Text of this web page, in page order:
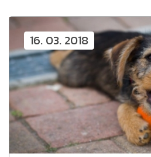
16. 03. 2018